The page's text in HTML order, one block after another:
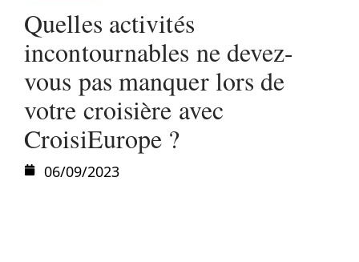
Quelles activités
incontournables ne devez-
vous pas manquer lors de
votre croisière avec
CroisiEurope ?
06/09/2023